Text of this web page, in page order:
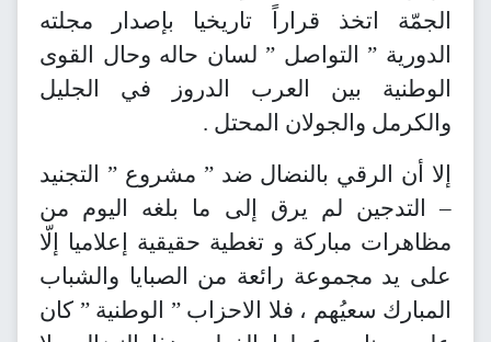
الجمّة اتخذ قراراً تاريخيا بإصدار مجلته
الدورية ” التواصل ” لسان حاله وحال القوى
الوطنية بين العرب الدروز في الجليل
والكرمل والجولان المحتل .
إلا أن الرقي بالنضال ضد ” مشروع ” التجنيد
– التدجين لم يرق إلى ما بلغه اليوم من
مظاهرات مباركة و تغطية حقيقية إعلاميا إلّا
على يد مجموعة رائعة من الصبايا والشباب
المبارك سعيُهم ، فلا الاحزاب ” الوطنية ” كان